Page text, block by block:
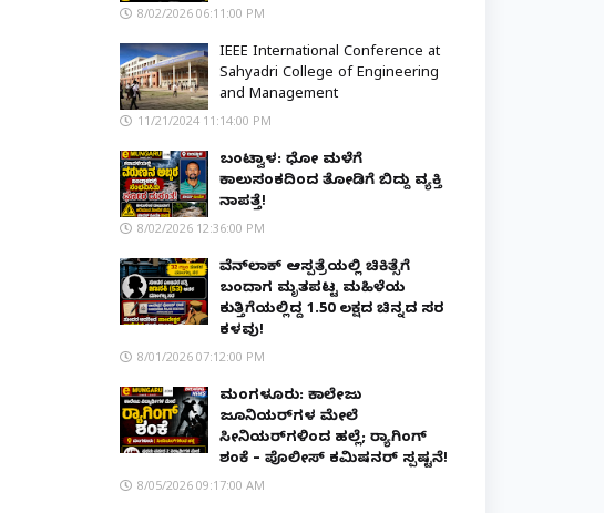
8/02/2026 06:11:00 PM
IEEE International Conference at
Sahyadri College of Engineering
and Management
11/21/2024 11:14:00 PM
ಬಂಟ್ವಾಳ: ಧೋ ಮಳೆಗೆ
ಕಾಲುಸಂಕದಿಂದ ತೋಡಿಗೆ ಬಿದ್ದು ವ್ಯಕ್ತಿ
ನಾಪತ್ತೆ!
8/02/2026 12:36:00 PM
ವೆನ್‌ಲಾಕ್ ಆಸ್ಪತ್ರೆಯಲ್ಲಿ ಚಿಕಿತ್ಸೆಗೆ
ಬಂದಾಗ ಮೃತಪಟ್ಟ ಮಹಿಳೆಯ
ಕುತ್ತಿಗೆಯಲ್ಲಿದ್ದ ₹1.50 ಲಕ್ಷದ ಚಿನ್ನದ ಸರ
ಕಳವು!
8/01/2026 07:12:00 PM
ಮಂಗಳೂರು: ಕಾಲೇಜು
ಜೂನಿಯರ್‌ಗಳ ಮೇಲೆ
ಸೀನಿಯರ್‌ಗಳಿಂದ ಹಲ್ಲೆ; ರ‌್ಯಾಗಿಂಗ್
ಶಂಕೆ – ಪೊಲೀಸ್ ಕಮಿಷನರ್ ಸ್ಪಷ್ಟನೆ!
8/05/2026 09:17:00 AM